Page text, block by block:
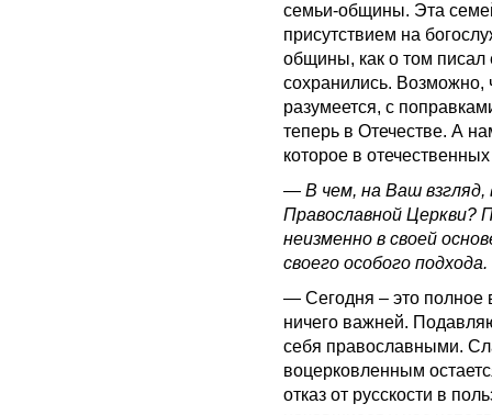
семьи-общины. Эта
присутствием на
общины, как о том
сохранились. Возможно,
разумеется, с
теперь в Отечестве. А
которое в
— В чем, на Ваш взгляд,
Православной Церкви?
неизменно в своей
своего особого
— Сегодня – это полное
ничего важней.
себя православными.
воцерковленным
отказ от русскости в